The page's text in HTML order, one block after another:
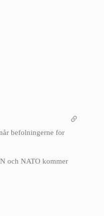
befolningerne for
och NATO kommer